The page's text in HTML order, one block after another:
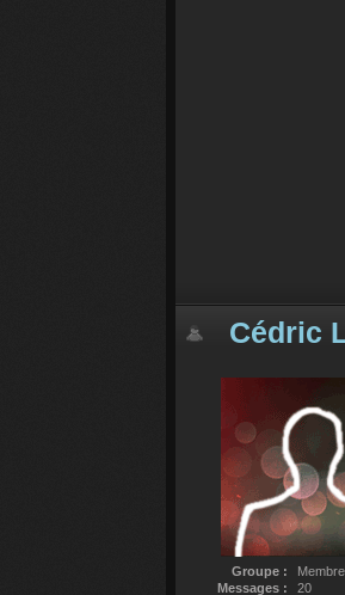
Cédric
Groupe :
Messages :
20